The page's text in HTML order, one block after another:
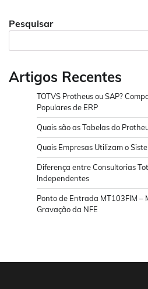
Pesquisar
Artigos Recentes
TOTVS Protheus ou SAP?
Populares de ERP
Quais são as Tabelas do
Quais Empresas Utilizam o
Diferença entre Consultorias
Independentes
Ponto de Entrada MT103FIM –
Gravação da NFE